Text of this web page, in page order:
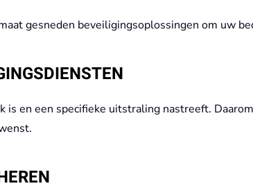
gesneden beveiligingsoplossingen om uw
is en een specifieke uitstraling nastreeft.